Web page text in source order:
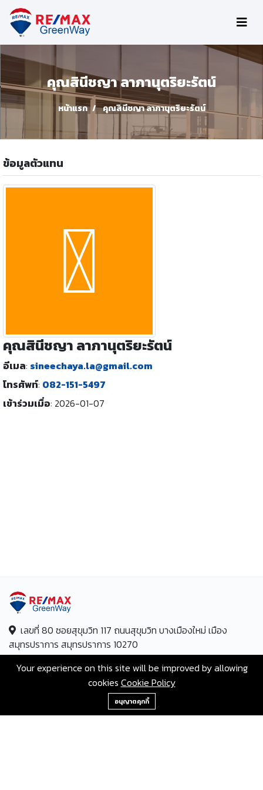
คุณสินีชญา ลาภานุตริยะรัตน์
หน้าแรก คุณสินีชญา ลาภานุตริยะรัตน์
ข้อมูลตัวแทน
คุณสินีชญา ลาภานุตริยะรัตน์
อีเมล: sineechaya.la@gmail.com
โทรศัพท์: 082-151-5497
เข้าร่วมเมื่อ: 2026-01-07
เลขที่ 80 ซอยสุขุมวิท 117 ถนนสุขุมวิท บางเมืองใหม่ เมือง
สมุทรปราการ สมุทรปราการ 10270
สายด่วน:+66-2-840-2224, 081-638-9190
greenway@remax.co.th 082-151-5497
Your experience on this site will be improved by allowing
cookies Cookie Policy
อนุญาตคุกกี้